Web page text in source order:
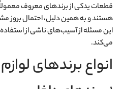
قطعات یدکی از برندهای معروف معمولاً
هستند و به همین دلیل، احتمال بروز
این مسئله از آسیب‌های ناشی از
می‌کند.
انواع برندهای